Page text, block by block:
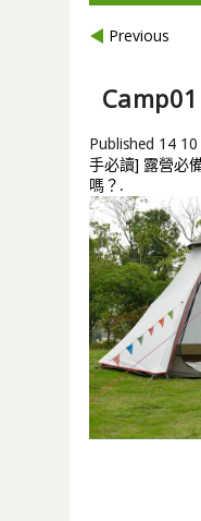
Previous
Camp01
Published 14
手必讀] 露營必
嗎？ .